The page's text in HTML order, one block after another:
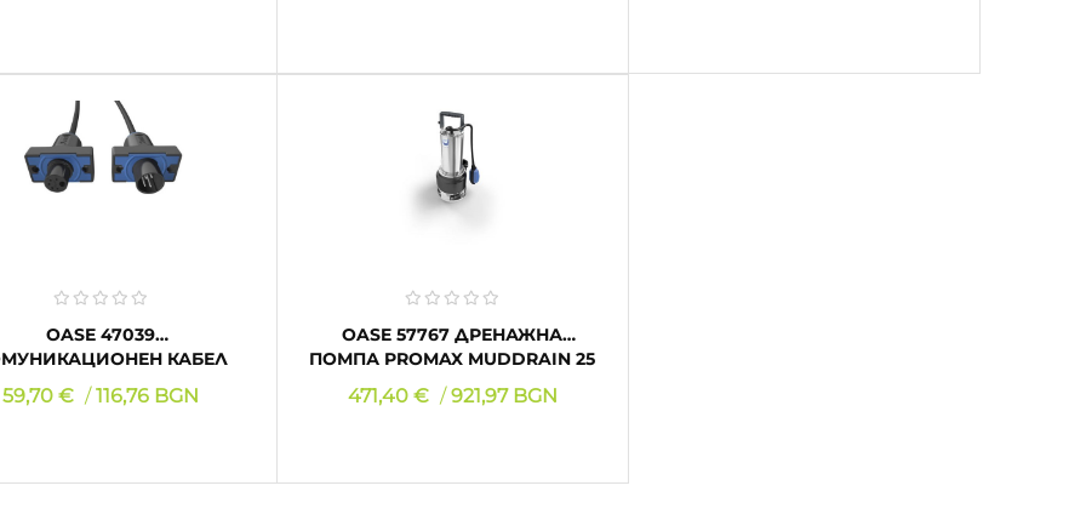
КУПИ
OASE 47039
КАБЕЛ
EGC 5.0 М
Цена
59,70 € 116,76 BGN
OASE 57767 ДРЕНАЖНА
ПОМПА PROMAX MUDDRAIN 25
000
Цена
471,40 € 921,97 BGN